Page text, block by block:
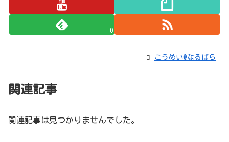
0
こうめい@なるぱら
関連記事
関連記事は見つかりませんでした。